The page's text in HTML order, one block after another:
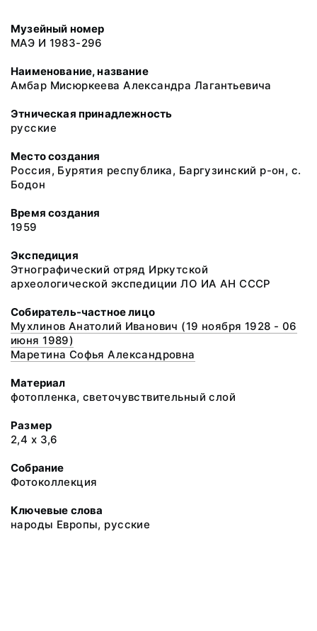
Музейный номер
МАЭ И 1983-296
Наименование, название
Амбар Мисюркеева Александра Лагантьевича
Этническая принадлежность
русские
Место создания
Россия, Бурятия республика, Баргузинский р-он, с.
Бодон
Время создания
1959
Экспедиция
Этнографический отряд Иркутской
археологической экспедиции ЛО ИА АН СССР
Собиратель-частное лицо
Мухлинов Анатолий Иванович (19 ноября 1928 - 06
июня 1989)
Маретина Софья Александровна
Материал
фотопленка, светочувствительный слой
Размер
2,4 х 3,6
Собрание
Фотоколлекция
Ключевые слова
народы Европы, русские